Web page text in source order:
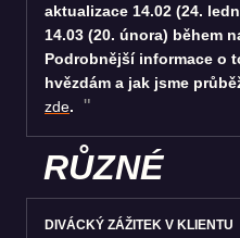
aktualizace 14.02 (24.
14.03 (20. února) během
Podrobnější informace o
hvězdám a jak jsme
zde.
RŮZNÉ
DIVÁCKÝ ZÁŽITEK V KLIENTU